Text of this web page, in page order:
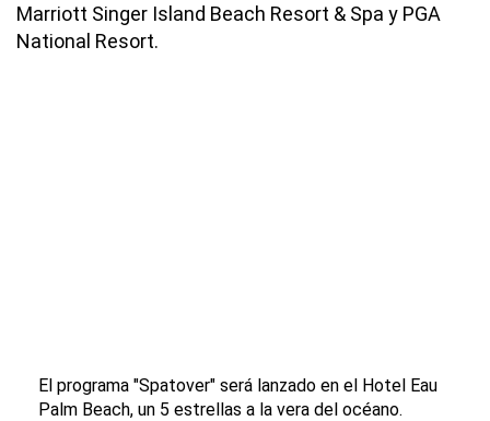
Marriott Singer Island Beach Resort & Spa y PGA
National Resort.
El programa "Spatover" será lanzado en el Hotel Eau
Palm Beach, un 5 estrellas a la vera del océano.